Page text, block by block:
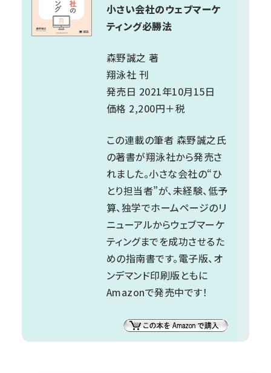
小さい会社のウェブマーケ
ティング必勝法
森野誠之 著
翔泳社 刊
発売日 2021年10月15日
価格 2,200円＋税
この連載の筆者 森野誠之氏
の著書が翔泳社から発売さ
れました。小さな会社の“ひ
とり担当者”が、未経験、低予
算、独学でホームページのリ
ニューアルからウェブマーケ
ティングまでを成功させるた
めの指南書です。電子版、オ
ンデマンド印刷版ともに
Amazonで発売中です！